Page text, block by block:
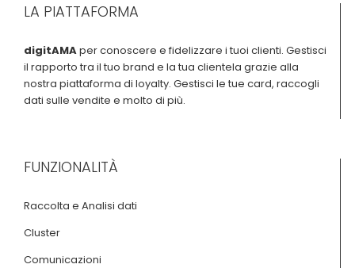
LA PIATTAFORMA
digitAMAper conoscere e fidelizzare i tuoi clienti. Gestisci
il rapporto tra il tuo brand e la tua clientela grazie alla
nostra piattaforma di loyalty. Gestisci le tue card, raccogli
dati sulle vendite e molto di più.
FUNZIONALITÀ
Raccolta e Analisi dati
Cluster
Comunicazioni